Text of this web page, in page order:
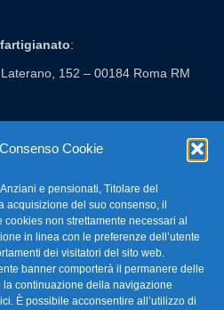
Cookie
e pensionati, Titolare del
acquisizione del suo consenso, il
non strettamente necessari al
in linea con le preferenze dell’utente
dei visitatori del sito web.
banner comporterà il permanere delle
continuazione della navigazione
È possibile acconsentire all’utilizzo di
:
152 – 00184 Roma RM
Frequenti